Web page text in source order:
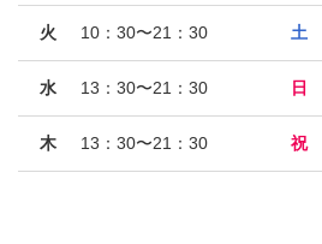
火 10：30〜21：30
水 13：30〜21：30
木 13：30〜21：30
土
日
祝